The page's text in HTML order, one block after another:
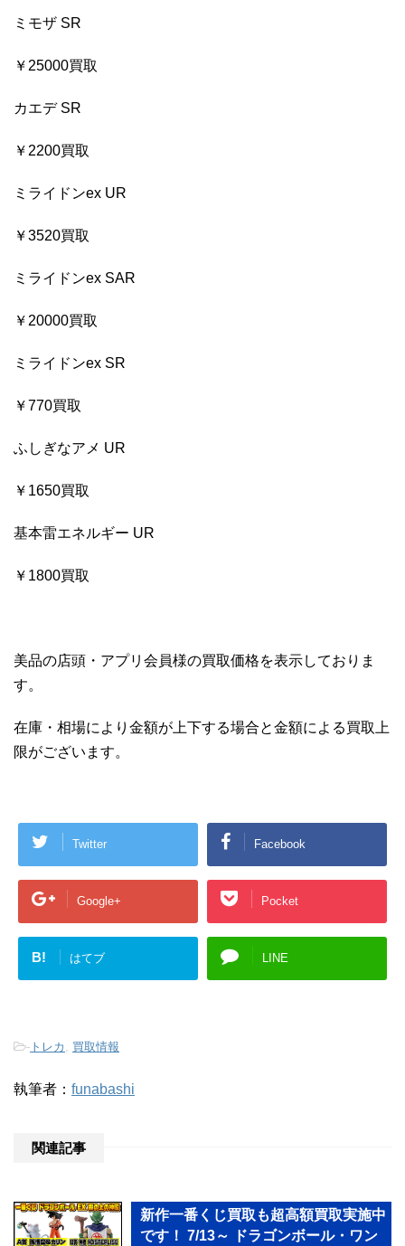
ミモザ SR
￥25000買取
カエデ SR
￥2200買取
ミライドンex UR
￥3520買取
ミライドンex SAR
￥20000買取
ミライドンex SR
￥770買取
ふしぎなアメ UR
￥1650買取
基本雷エネルギー UR
￥1800買取
美品の店頭・アプリ会員様の買取価格を表示しておりま
す。
在庫・相場により金額が上下する場合と金額による買取上
限がございます。
Twitter Facebook
Google+ Pocket
B! はてブ LINE
- トレカ 買取情報
執筆者： funabashi
関連記事
新作一番くじ買取も超高額買取実施中
です！ 7/13～ ドラゴンボール・ワン